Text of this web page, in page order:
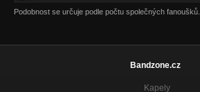
Podobnost se určuje podle počtu společných fanoušků.
Bandzone.cz
Kapely